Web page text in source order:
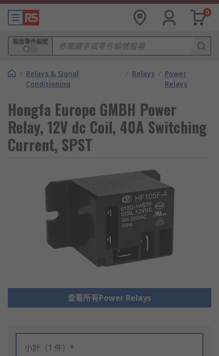
0
製造零件編號
/ Relays & Signal
Conditioning
/ Relays / Power
Relays
Hongfa Europe GMBH Power
Relay, 12V dc Coil, 40A Switching
Current, SPST
查看所有Power Relays
小計（1 件）*